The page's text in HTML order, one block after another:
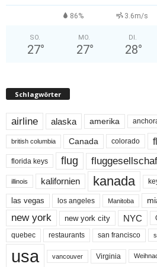
86% 3.6m/s
SO.
27°
MO.
27°
DI.
28°
Schlagwörter
airline alaska amerika
british columbia Canada colorado
florida keys flug
illinois kalifornien kanada
las vegas los angeles Manitoba
new york new york city NYC
quebec restaurants san francisco
usa vancouver Virginia